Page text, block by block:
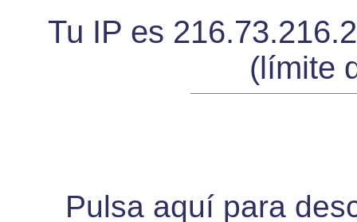
Tu IP es
(límite
Pulsa aquí para